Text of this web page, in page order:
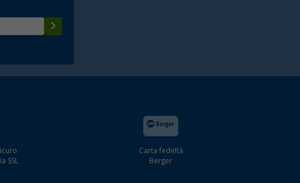
SSL
Carta fedeltà
Berger